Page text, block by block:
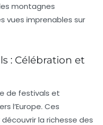
montagnes
vues imprenables sur
: Célébration et
de festivals et
l’Europe. Ces
la richesse des